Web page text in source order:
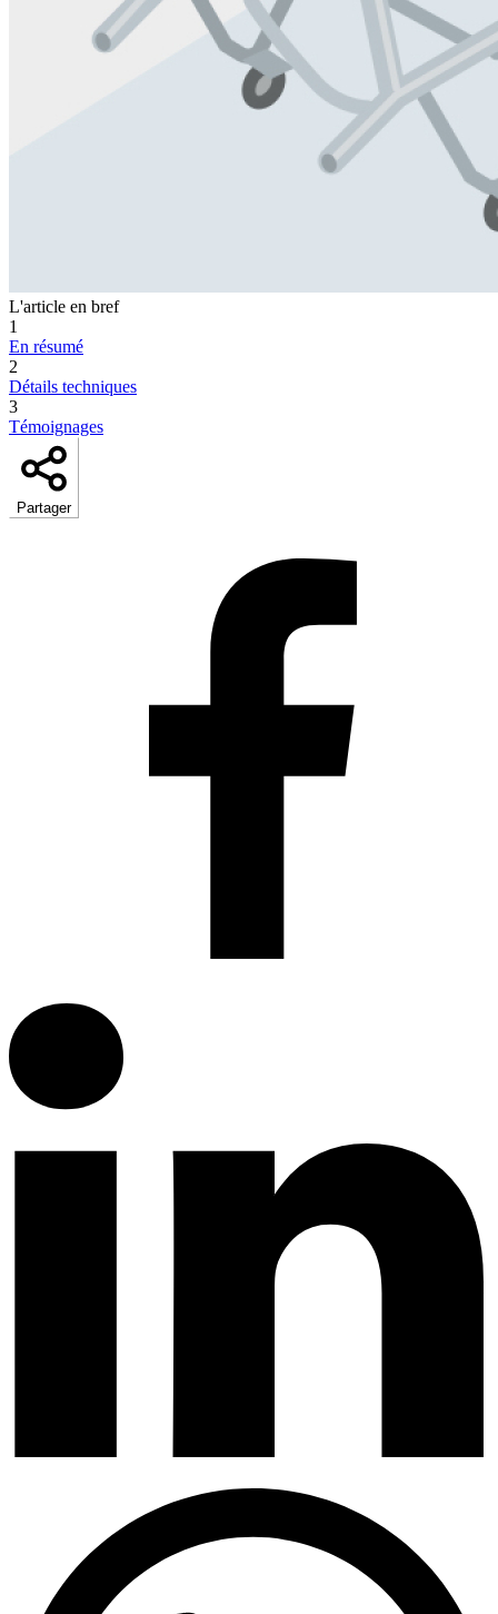
L'article en bref
1
En résumé
2
Détails techniques
3
Témoignages
Partager